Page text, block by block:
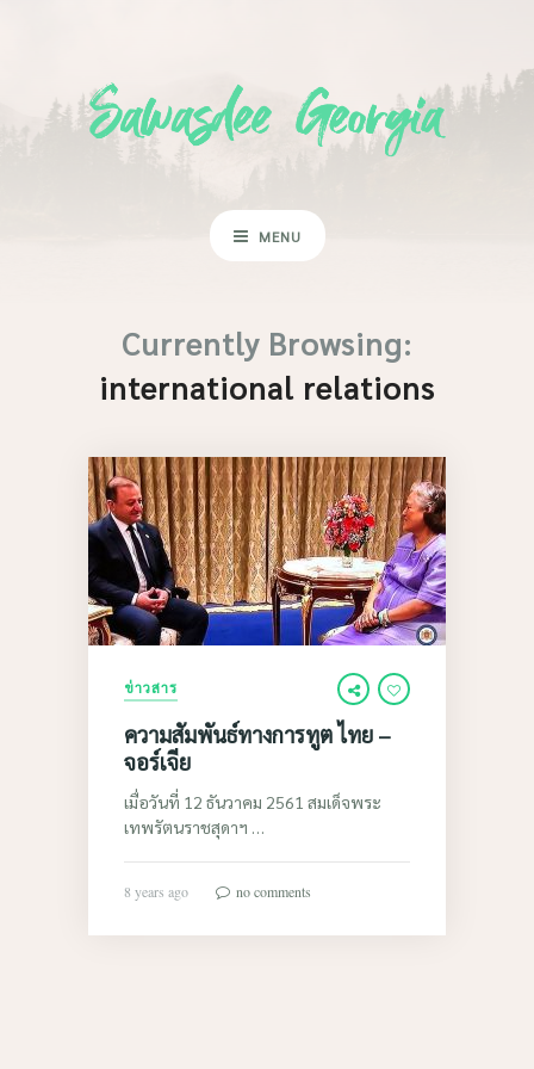
MENU
Currently Browsing:
international relations
ข่าวสาร
ความสัมพันธ์ทางการทูต ไทย –
จอร์เจีย
เมื่อวันที่ 12 ธันวาคม 2561 สมเด็จพระ
เทพรัตนราชสุดาฯ …
8 years ago no comments